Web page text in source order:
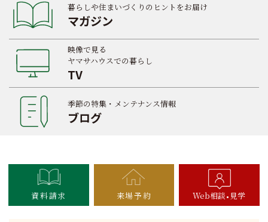
暮らしや住まいづくりのヒントをお届け
マガジン
映像で見る
ヤマサハウスでの暮らし
TV
季節の特集・メンテナンス情報
ブログ
資料請求 来場予約 Web相談 見学